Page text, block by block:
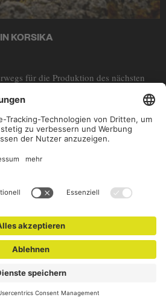
KORSIKA
für die Produktion des nächsten
Insel passt – dem Porsche 911